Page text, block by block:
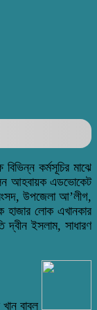
কর্মসূচির মাঝে
আহবায়ক এডভোকেট
উপজেলা আ’লীগ,
হাজার লোক এখানকার
ইসলাম, সাধারণ
খান বাবুল